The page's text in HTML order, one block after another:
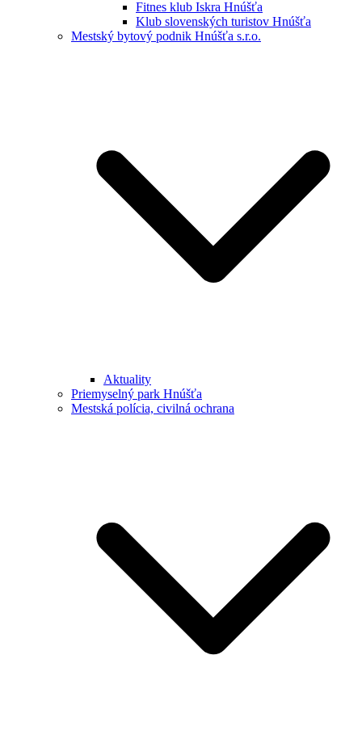
Fitnes klub Iskra Hnúšťa
Klub slovenských turistov Hnúšťa
Mestský bytový podnik Hnúšťa s.r.o.
Aktuality
Priemyselný park Hnúšťa
Mestská polícia, civilná ochrana